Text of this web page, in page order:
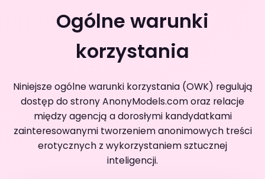
Ogólne warunki
korzystania
Niniejsze ogólne warunki korzystania (OWK) regulują
dostęp do strony AnonyModels.com oraz relacje
między agencją a dorosłymi kandydatkami
zainteresowanymi tworzeniem anonimowych treści
erotycznych z wykorzystaniem sztucznej
inteligencji.